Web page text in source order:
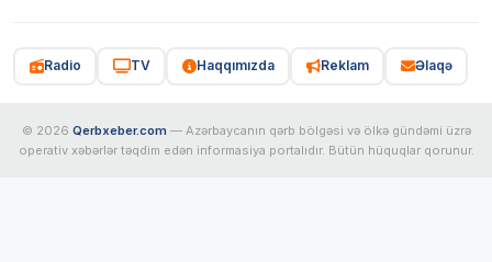
Radio TV Haqqımızda Reklam Əlaqə
© 2026 Qerbxeber.com — Azərbaycanın qərb bölgəsi və ölkə gündəmi üzrə
operativ xəbərlər təqdim edən informasiya portalıdır. Bütün hüquqlar qorunur.